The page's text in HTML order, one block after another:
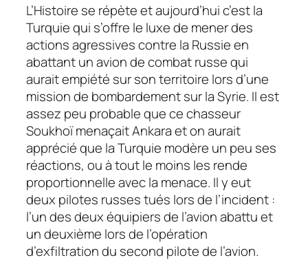
L’Histoire se répète et aujourd’hui c’est la
Turquie qui s’offre le luxe de mener des
actions agressives contre la Russie en
abattant un avion de combat russe qui
aurait empiété sur son territoire lors d’une
mission de bombardement sur la Syrie. Il est
assez peu probable que ce chasseur
Soukhoï menaçait Ankara et on aurait
apprécié que la Turquie modère un peu ses
réactions, ou à tout le moins les rende
proportionnelle avec la menace. Il y eut
deux pilotes russes tués lors de l’incident :
l’un des deux équipiers de l’avion abattu et
un deuxième lors de l’opération
d’exfiltration du second pilote de l’avion.